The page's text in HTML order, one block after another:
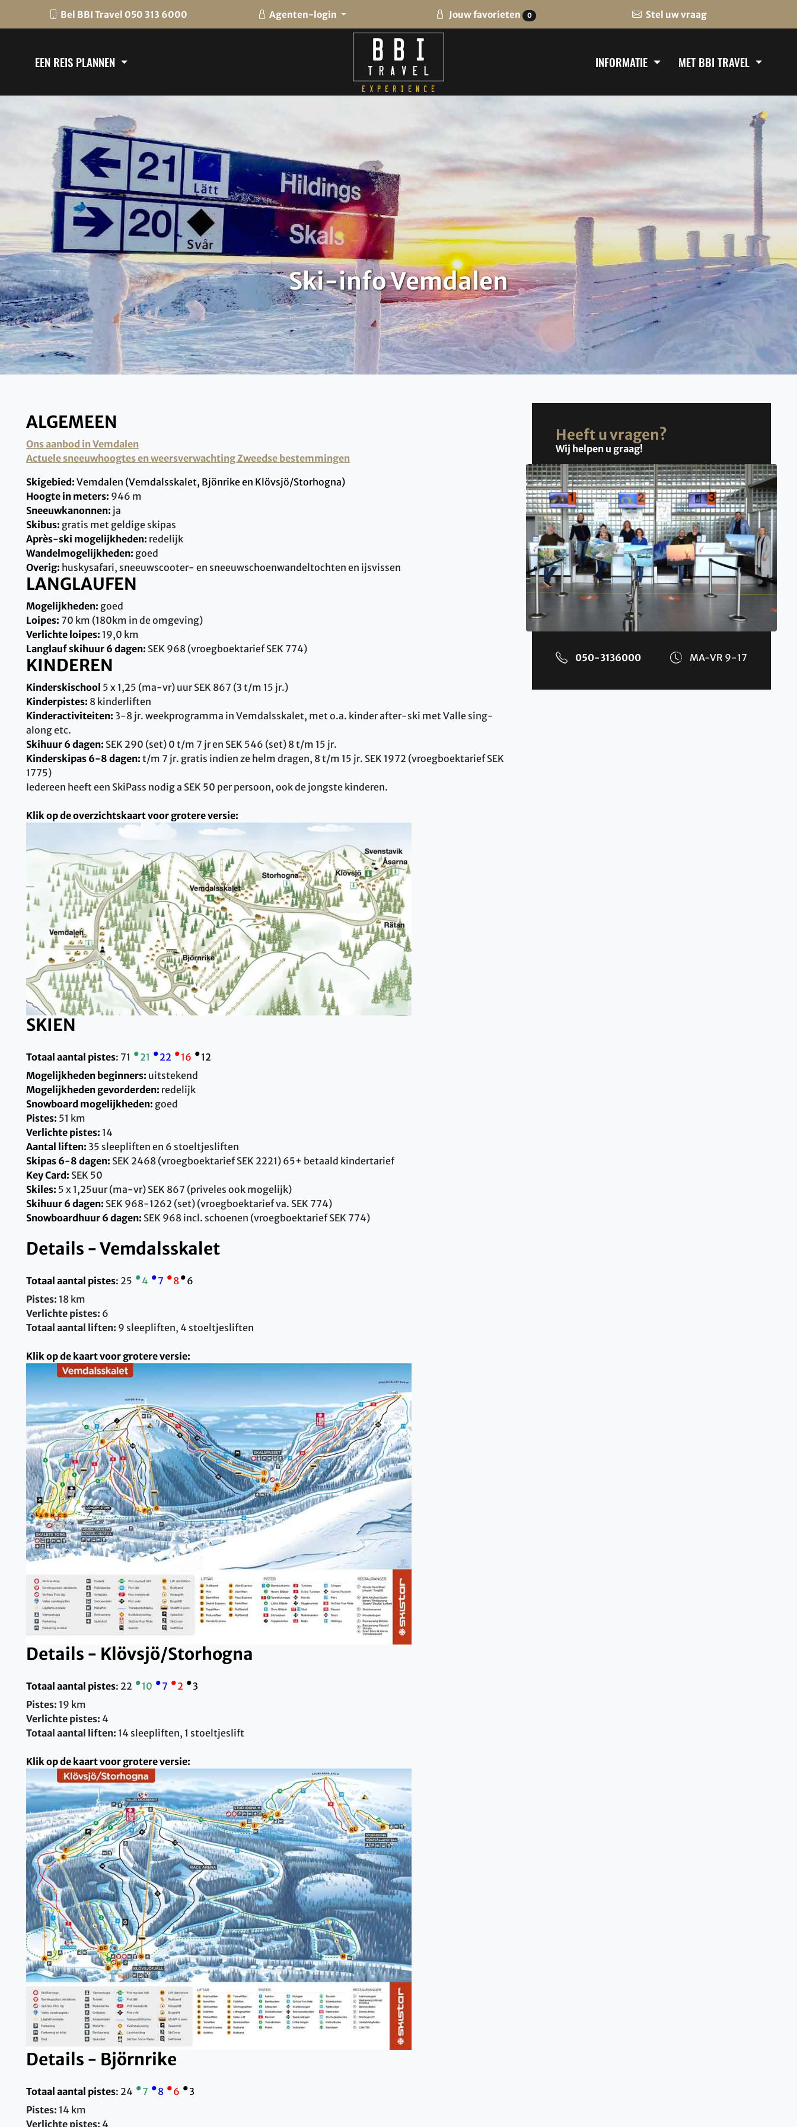
Bel BBI Travel 050 313 6000 Agenten-login Jouw favorieten 0 Stel uw vraag
EEN REIS PLANNEN INFORMATIE MET BBI TRAVEL
Ski-info Vemdalen
ALGEMEEN
Ons aanbod in Vemdalen
Actuele sneeuwhoogtes en weersverwachting Zweedse bestemmingen
Skigebied: Vemdalen (Vemdalsskalet, Bjönrike en Klövsjö/Storhogna)
Hoogte in meters: 946 m
Sneeuwkanonnen: ja
Skibus: gratis met geldige skipas
Après-ski mogelijkheden: redelijk
Wandelmogelijkheden: goed
Overig: huskysafari, sneeuwscooter- en sneeuwschoenwandeltochten en ijsvissen
LANGLAUFEN
Mogelijkheden: goed
Loipes: 70 km (180km in de omgeving)
Verlichte loipes: 19,0 km
Langlauf skihuur 6 dagen: SEK 968 (vroegboektarief SEK 774)
KINDEREN
Kinderskischool 5 x 1,25 (ma-vr) uur SEK 867 (3 t/m 15 jr.)
Kinderpistes: 8 kinderliften
Kinderactiviteiten: 3-8 jr. weekprogramma in Vemdalsskalet, met o.a. kinder after-ski met Valle sing-
along etc.
Skihuur 6 dagen: SEK 290 (set) 0 t/m 7 jr en SEK 546 (set) 8 t/m 15 jr.
Kinderskipas 6-8 dagen: t/m 7 jr. gratis indien ze helm dragen, 8 t/m 15 jr. SEK 1972 (vroegboektarief SEK
1775)
Iedereen heeft een SkiPass nodig a SEK 50 per persoon, ook de jongste kinderen.
Klik op de overzichtskaart voor grotere versie:
SKIEN
Totaal aantal pistes: 71 •21 •22 •16 •12
Mogelijkheden beginners: uitstekend
Mogelijkheden gevorderden: redelijk
Snowboard mogelijkheden: goed
Pistes: 51 km
Verlichte pistes: 14
Aantal liften: 35 sleepliften en 6 stoeltjesliften
Skipas 6-8 dagen: SEK 2468 (vroegboektarief SEK 2221) 65+ betaald kindertarief
Key Card: SEK 50
Skiles: 5 x 1,25uur (ma-vr) SEK 867 (priveles ook mogelijk)
Skihuur 6 dagen: SEK 968-1262 (set) (vroegboektarief va. SEK 774)
Snowboardhuur 6 dagen: SEK 968 incl. schoenen (vroegboektarief SEK 774)
Details - Vemdalsskalet
Totaal aantal pistes: 25 •4 •7 •8•6
Pistes: 18 km
Verlichte pistes: 6
Totaal aantal liften: 9 sleepliften, 4 stoeltjesliften
Klik op de kaart voor grotere versie:
Details - Klövsjö/Storhogna
Totaal aantal pistes: 22 •10 •7 •2 •3
Pistes: 19 km
Verlichte pistes: 4
Totaal aantal liften: 14 sleepliften, 1 stoeltjeslift
Klik op de kaart voor grotere versie:
Details - Björnrike
Totaal aantal pistes: 24 •7 •8 •6 •3
Pistes: 14 km
Verlichte pistes: 4
Heeft u vragen?
Wij helpen u graag!
050-3136000 MA-VR 9-17